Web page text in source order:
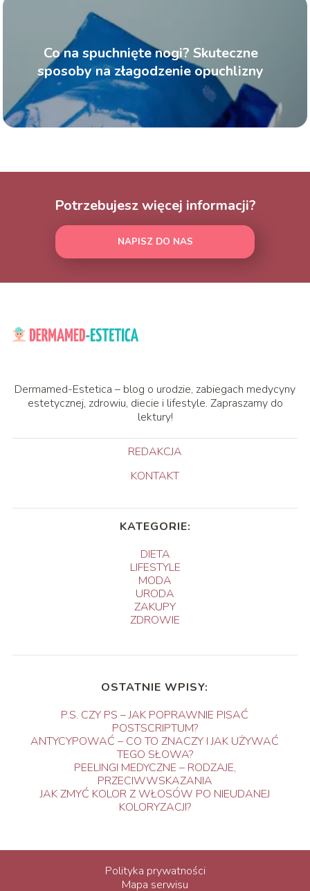
Co na spuchnięte nogi? Skuteczne
sposoby na złagodzenie opuchlizny
Potrzebujesz więcej informacji?
NAPISZ DO NAS
Dermamed-Estetica – blog o urodzie, zabiegach medycyny
estetycznej, zdrowiu, diecie i lifestyle. Zapraszamy do
lektury!
REDAKCJA
KONTAKT
KATEGORIE:
DIETA
LIFESTYLE
MODA
URODA
ZAKUPY
ZDROWIE
OSTATNIE WPISY:
P.S. CZY PS – JAK POPRAWNIE PISAĆ
POSTSCRIPTUM?
ANTYCYPOWAĆ – CO TO ZNACZY I JAK UŻYWAĆ
TEGO SŁOWA?
PEELINGI MEDYCZNE – RODZAJE,
PRZECIWWSKAZANIA
JAK ZMYĆ KOLOR Z WŁOSÓW PO NIEUDANEJ
KOLORYZACJI?
Polityka prywatności
Mapa serwisu